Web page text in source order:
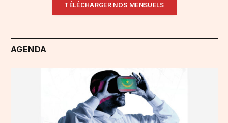
TÉLÉCHARGER NOS MENSUELS
AGENDA